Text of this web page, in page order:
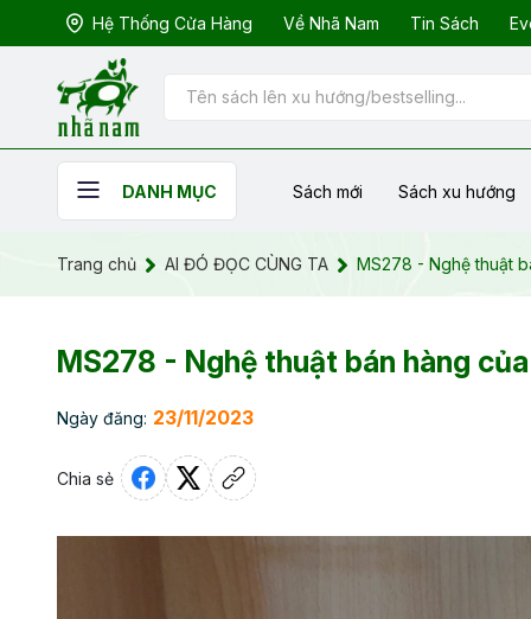
Hệ Thống Cửa Hàng Về Nhã Nam Tin Sách
DANH MỤC Sách mới Sách xu hướng
Trang chủ AI ĐÓ ĐỌC CÙNG TA MS278 - Nghệ thuật
MS278 - Nghệ thuật bán hàng
Ngày đăng: 23/11/2023
Chia sẻ